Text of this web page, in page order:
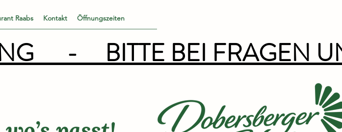
Raabs Kontakt Öffnungszeiten
-     BITTE BEI